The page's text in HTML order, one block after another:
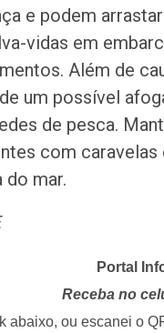
e podem
vidas em
Além de
um possível
de pesca.
com
do mar.
Portal
Receba no
abaixo, ou escanei o